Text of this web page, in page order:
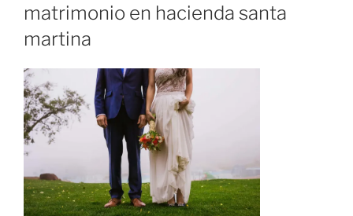
matrimonio en hacienda santa
martina